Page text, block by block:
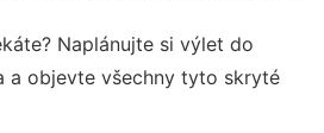
Naplánujte si výlet do
a objevte všechny tyto skryté